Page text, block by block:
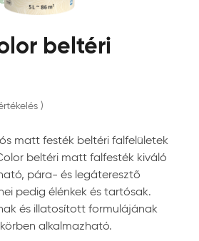
beltéri
)
matt festék beltéri falfelületek
beltéri matt falfesték kiváló
pára- és legáteresztő
pedig élénkek és tartósak.
és illatosított formulájának
alkalmazható.